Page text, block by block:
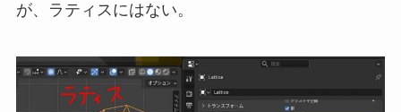
が、ラティスにはない。